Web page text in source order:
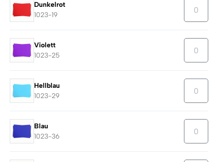
Dunkelrot
1023-19
Violett
1023-25
Hellblau
1023-29
Blau
1023-36